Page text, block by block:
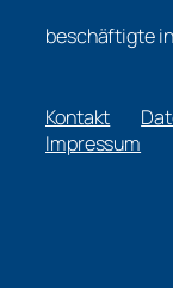
beschäftigte
Kontakt
Impressum